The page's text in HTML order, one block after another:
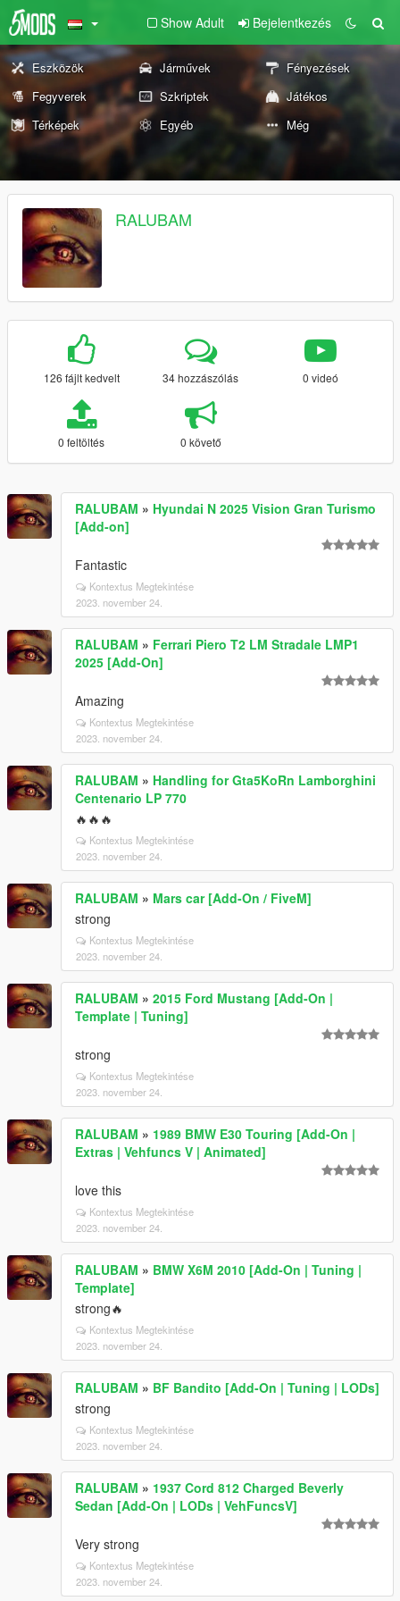
Show Adult Bejelentkezés
Eszközök Járművek
Fényezések
Fegyverek
Szkriptek
Játékos
Térképek
Egyéb Még
RALUBAM
126 fájlt kedvelt 34 hozzászólás 0 videó
0 feltöltés 0 követő
RALUBAM » Hyundai N 2025 Vision Gran Turismo
[Add-on]
Fantastic
Kontextus Megtekintése
2023. november 24.
RALUBAM » Ferrari Piero T2 LM Stradale LMP1
2025 [Add-On]
Amazing
Kontextus Megtekintése
2023. november 24.
RALUBAM » Handling for Gta5KoRn Lamborghini
Centenario LP 770
🔥🔥🔥
Kontextus Megtekintése
2023. november 24.
RALUBAM » Mars car [Add-On / FiveM]
strong
Kontextus Megtekintése
2023. november 24.
RALUBAM » 2015 Ford Mustang [Add-On |
Template | Tuning]
strong
Kontextus Megtekintése
2023. november 24.
RALUBAM » 1989 BMW E30 Touring [Add-On |
Extras | Vehfuncs V | Animated]
love this
Kontextus Megtekintése
2023. november 24.
RALUBAM » BMW X6M 2010 [Add-On | Tuning |
Template]
strong🔥
Kontextus Megtekintése
2023. november 24.
RALUBAM » BF Bandito [Add-On | Tuning | LODs]
strong
Kontextus Megtekintése
2023. november 24.
RALUBAM » 1937 Cord 812 Charged Beverly
Sedan [Add-On | LODs | VehFuncsV]
Very strong
Kontextus Megtekintése
2023. november 24.